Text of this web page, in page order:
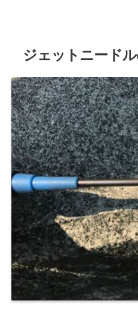
ジェットニード